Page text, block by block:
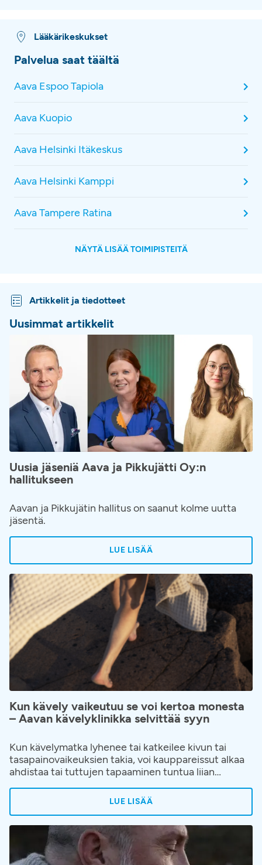
Lääkärikeskukset
Palvelua saat täältä
Aava Espoo Tapiola
Aava Kuopio
Aava Helsinki Itäkeskus
Aava Helsinki Kamppi
Aava Tampere Ratina
NÄYTÄ LISÄÄ TOIMIPISTEITÄ
Artikkelit ja tiedotteet
Uusimmat artikkelit
Uusia jäseniä Aava ja Pikkujätti Oy:n
hallitukseen
Aavan ja Pikkujätin hallitus on saanut kolme uutta
jäsentä.
LUE LISÄÄ
Kun kävely vaikeutuu se voi kertoa monesta
– Aavan kävelyklinikka selvittää syyn
Kun kävelymatka lyhenee tai katkeilee kivun tai
tasapainovaikeuksien takia, voi kauppareissut alkaa
ahdistaa tai tuttujen tapaaminen tuntua liian
kävelyn hankaloituminen hyväksytään helposti
Aavaan on avattu kävelyklinikka, jonne voi hakeutua
ilman lähetettä, kun kävely on alkanut rajoittaa
elämää.
LUE LISÄÄ